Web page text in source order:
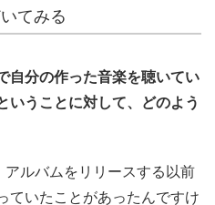
てみる
分の作った音楽を聴いてい
いうことに対して、どのよう
ルバムをリリースする以前
ていたことがあったんですけ